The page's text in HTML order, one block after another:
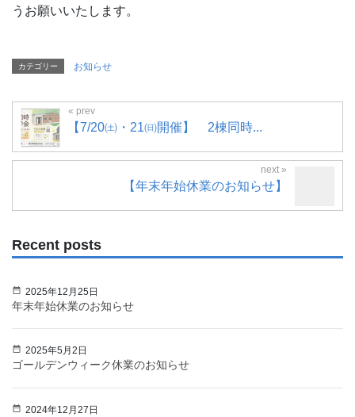
うお願いいたします。
カテゴリー お知らせ
【7/20㈯・21㈰開催】 2棟同時...
【年末年始休業のお知らせ】
Recent posts
2025年12月25日
年末年始休業のお知らせ
2025年5月2日
ゴールデンウィーク休業のお知らせ
2024年12月27日